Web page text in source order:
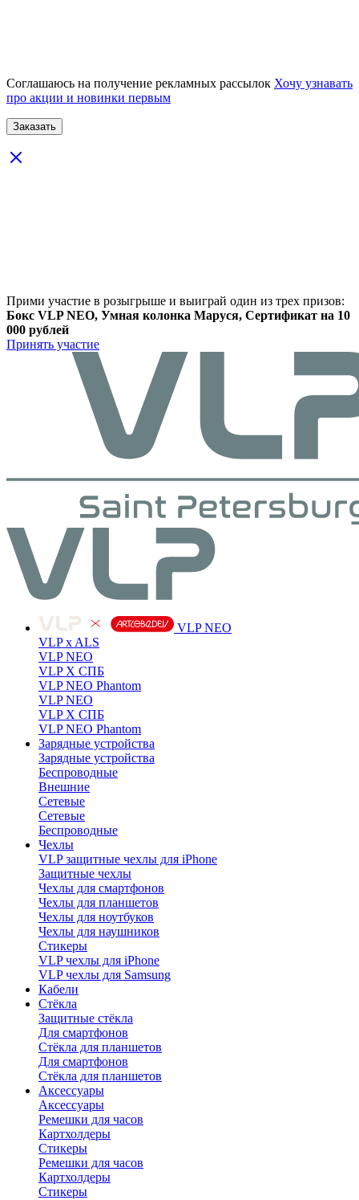
Соглашаюсь на получение рекламных рассылок Хочу узнавать
про акции и новинки первым
Прими участие в розыгрыше и выиграй один из трех призов:
Бокс VLP NEO, Умная колонка Маруся, Сертификат на 10
000 рублей
Принять участие
VLP NEO
VLP x ALS
VLP NEO
VLP X СПБ
VLP NEO Phantom
VLP NEO
VLP X СПБ
VLP NEO Phantom
Зарядные устройства
Зарядные устройства
Беспроводные
Внешние
Сетевые
Сетевые
Беспроводные
Чехлы
VLP защитные чехлы для iPhone
Защитные чехлы
Чехлы для смартфонов
Чехлы для планшетов
Чехлы для ноутбуков
Чехлы для наушников
Стикеры
VLP чехлы для iPhone
VLP чехлы для Samsung
Кабели
Стёкла
Защитные стёкла
Для смартфонов
Стёкла для планшетов
Для смартфонов
Стёкла для планшетов
Аксессуары
Аксессуары
Ремешки для часов
Картхолдеры
Стикеры
Ремешки для часов
Картхолдеры
Стикеры